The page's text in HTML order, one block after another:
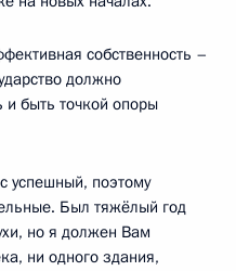
собственность –
должно
и быть точкой опоры
успешный, поэтому
Был тяжёлый год
но я должен Вам
ни одного здания,